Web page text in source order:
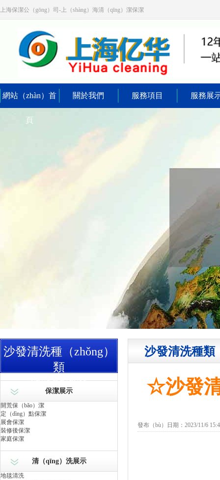
上海保潔公（gōng）司-上（shàng）海清（qīng）潔保潔
網站（zhàn）首
頁
關於我們 服務項目 服務展
沙發清洗種（zhǒng）
類
NEWS & EVENTS
保潔展示
開荒保（bǎo）潔
定（dìng）點保潔
展會保潔
裝修後保潔
家庭保潔
清（qīng）洗展示
地毯清洗
沙發清洗種類
☆沙發
發布（bù）日期：2023/11/6